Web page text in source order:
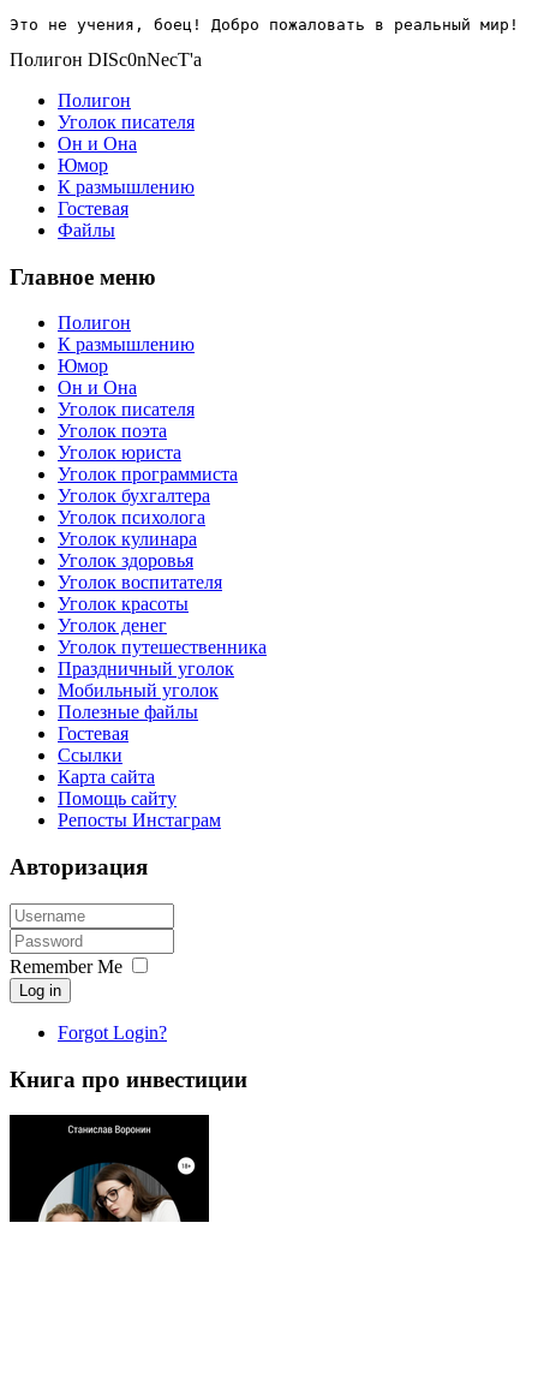
Это не учения, боец! Добро пожаловать в реальный мир!
Полигон DISc0nNecT'a
Полигон
Уголок писателя
Он и Она
Юмор
К размышлению
Гостевая
Файлы
Главное меню
Полигон
К размышлению
Юмор
Он и Она
Уголок писателя
Уголок поэта
Уголок юриста
Уголок программиста
Уголок бухгалтера
Уголок психолога
Уголок кулинара
Уголок здоровья
Уголок воспитателя
Уголок красоты
Уголок денег
Уголок путешественника
Праздничный уголок
Мобильный уголок
Полезные файлы
Гостевая
Ссылки
Карта сайта
Помощь сайту
Репосты Инстаграм
Авторизация
Remember Me
Log in
Forgot Login?
Книга про инвестиции